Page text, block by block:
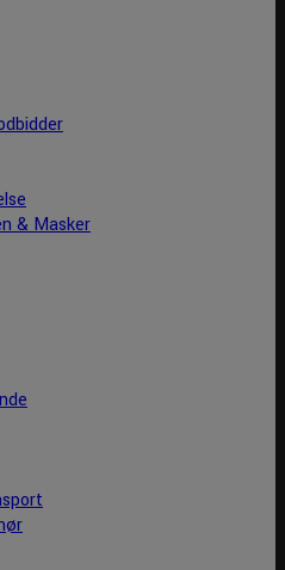
& Masker